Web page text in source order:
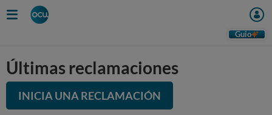
Guio
Últimas reclamaciones
INICIA UNA RECLAMACIÓN